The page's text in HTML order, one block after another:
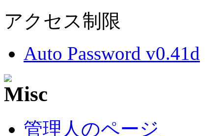
アクセス制限
Auto Password v0.41d
管理人のページ